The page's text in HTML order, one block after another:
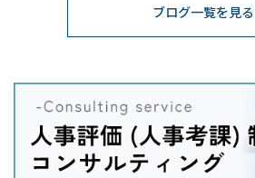
ブログ一覧を見る